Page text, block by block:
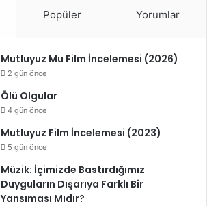
Popüler Yorumlar
Mutluyuz Mu Film İncelemesi (2026)
2 gün önce
Ölü Olgular
4 gün önce
Mutluyuz Film İncelemesi (2023)
5 gün önce
Müzik: İçimizde Bastırdığımız
Duyguların Dışarıya Farklı Bir
Yansıması Mıdır?